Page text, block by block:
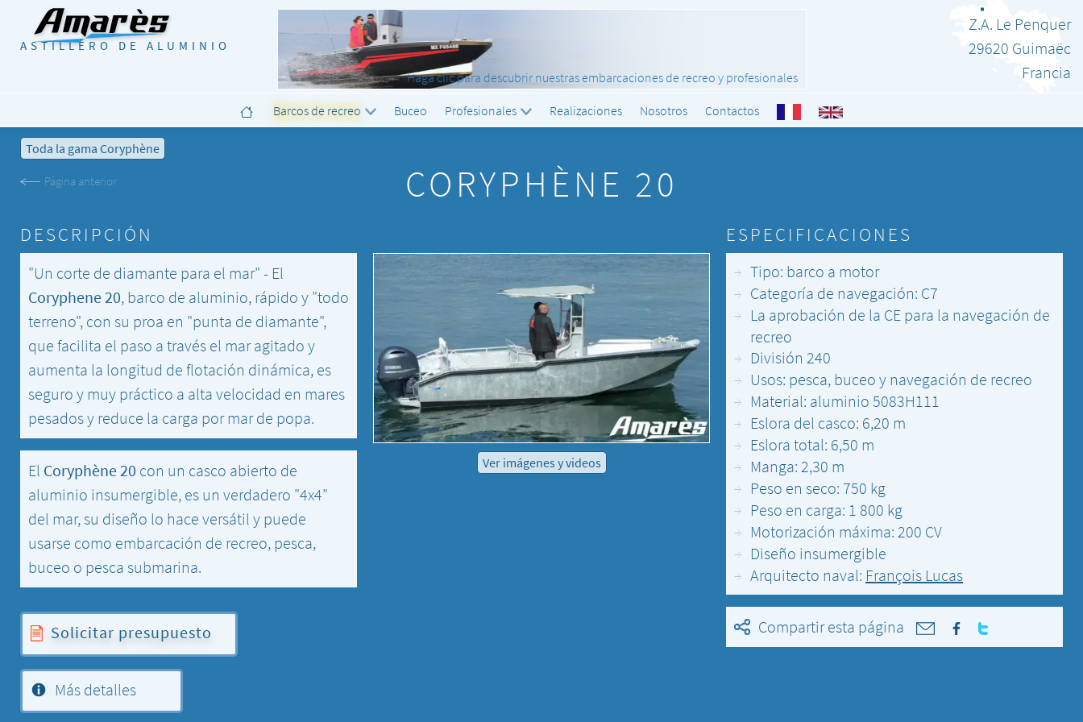
ASTILLERO DE ALUMINIO
Z.A. Le Penquer
29620 Guimaëc
Francia
Barcos de recreo Buceo Profesionales Realizaciones Nosotros Contactos
Toda la gama Coryphène
CORYPHÈNE 20
DESCRIPCIÓN
"Un corte de diamante para el mar" - El
Coryphene 20, barco de aluminio, rápido y "todo
terreno", con su proa en "punta de diamante",
que facilita el paso a través el mar agitado y
aumenta la longitud de flotación dinámica, es
seguro y muy práctico a alta velocidad en mares
pesados y reduce la carga por mar de popa.
El Coryphène 20 con un casco abierto de
aluminio insumergible, es un verdadero "4x4"
del mar, su diseño lo hace versátil y puede
usarse como embarcación de recreo, pesca,
buceo o pesca submarina.
Solicitar presupuesto
Más detalles
Ver imágenes y videos
ESPECIFICACIONES
Tipo: barco a motor
Categoría de navegación: C7
La aprobación de la CE para la navegación de
recreo
División 240
Usos: pesca, buceo y navegación de recreo
Material: aluminio 5083H111
Eslora del casco: 6,20 m
Eslora total: 6,50 m
Manga: 2,30 m
Peso en seco: 750 kg
Peso en carga: 1 800 kg
Motorización máxima: 200 CV
Diseño insumergible
Arquitecto naval: François Lucas
Compartir esta página